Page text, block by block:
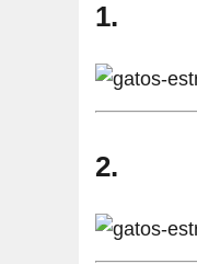
1.
2.